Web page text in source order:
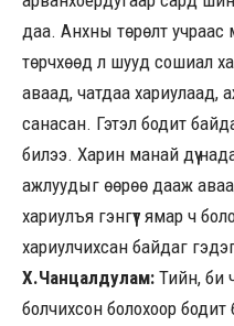
даа. Анхны төрөлт учраас
төрчхөөд л шууд сошиал
аваад, чатдаа хариулаад,
санасан. Гэтэл бодит
билээ. Харин манай дүү
ажлуудыг өөрөө дааж
хариулъя гэнгүүт ямар ч
хариулчихсан байдаг
Х.Чанцалдулам: Тийн, би
болчихсон болохоор бодит